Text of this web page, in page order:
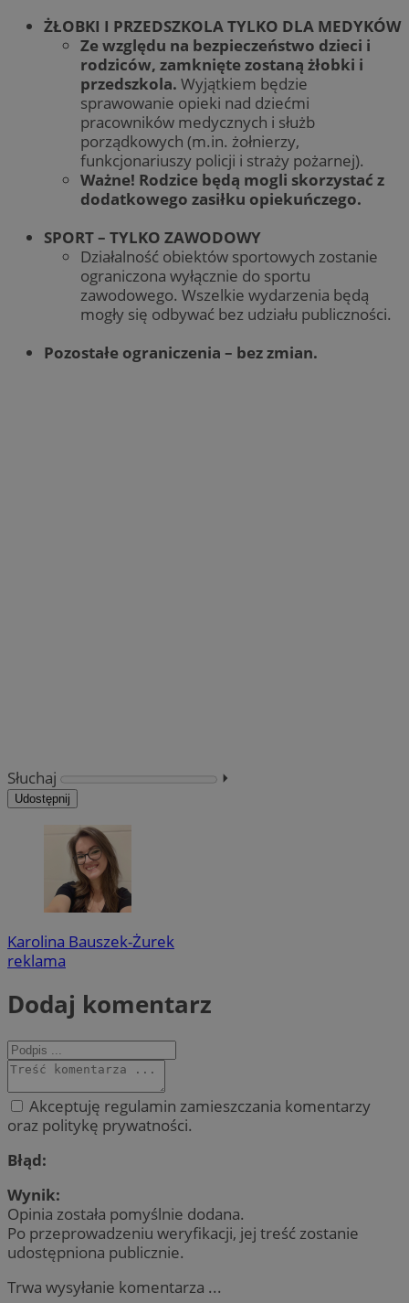
ŻŁOBKI I PRZEDSZKOLA TYLKO DLA MEDYKÓW
Ze względu na bezpieczeństwo dzieci i
rodziców, zamknięte zostaną żłobki i
przedszkola. Wyjątkiem będzie
sprawowanie opieki nad dziećmi
pracowników medycznych i służb
porządkowych (m.in. żołnierzy,
funkcjonariuszy policji i straży pożarnej).
Ważne! Rodzice będą mogli skorzystać z
dodatkowego zasiłku opiekuńczego.
SPORT – TYLKO ZAWODOWY
Działalność obiektów sportowych zostanie
ograniczona wyłącznie do sportu
zawodowego. Wszelkie wydarzenia będą
mogły się odbywać bez udziału publiczności.
Pozostałe ograniczenia – bez zmian.
Słuchaj ⏵︎
Udostępnij
Karolina Bauszek-Żurek
reklama
Dodaj komentarz
Akceptuję regulamin zamieszczania komentarzy
oraz politykę prywatności.
Błąd:
Wynik:
Opinia została pomyślnie dodana.
Po przeprowadzeniu weryfikacji, jej treść zostanie
udostępniona publicznie.
Trwa wysyłanie komentarza ...